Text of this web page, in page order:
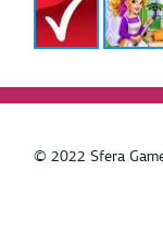
© 2022 Sfera